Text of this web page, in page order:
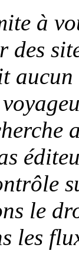
à
des
le
les